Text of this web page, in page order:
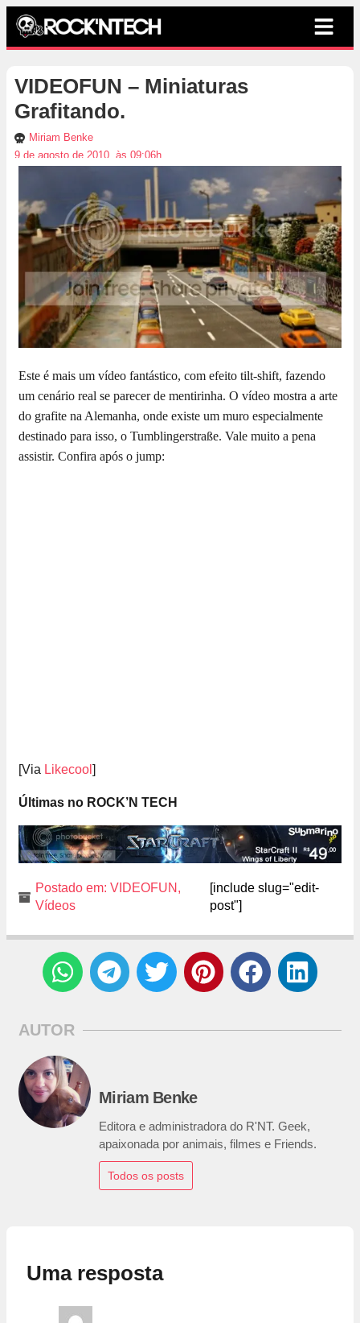
VIDEOFUN – Miniaturas
Grafitando.
Miriam Benke
9 de agosto de 2010, às 09:06h
Este é mais um vídeo fantástico, com efeito tilt-shift, fazendo
um cenário real se parecer de mentirinha. O vídeo mostra a arte
do grafite na Alemanha, onde existe um muro especialmente
destinado para isso, o Tumblingerstraße. Vale muito a pena
assistir. Confira após o jump:
[Via Likecool ]
Últimas no ROCK’N TECH
Postado em: VIDEOFUN ,
Vídeos
[include slug="edit-
post"]
AUTOR
Miriam Benke
Editora e administradora do R'NT. Geek,
apaixonada por animais, filmes e Friends.
Todos os posts
Uma resposta